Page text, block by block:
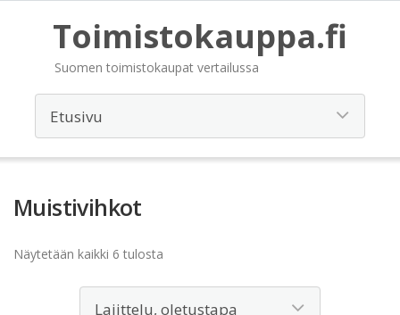
Toimistokauppa.fi
Suomen toimistokaupat vertailussa
Muistivihkot
Näytetään kaikki 6 tulosta